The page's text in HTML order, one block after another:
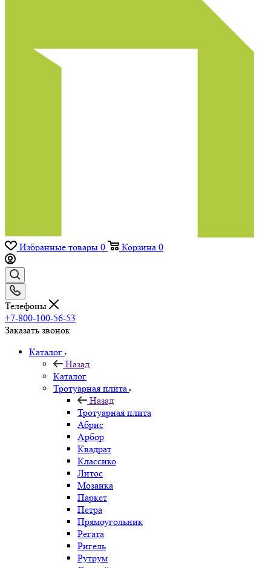
Избранные товары 0 Корзина 0
Телефоны
+7-800-100-56-53
Заказать звонок
Каталог
Назад
Каталог
Тротуарная плита
Назад
Тротуарная плита
Абрис
Арбор
Квадрат
Классико
Литос
Мозаика
Паркет
Петра
Прямоугольник
Регата
Ригель
Рутрум